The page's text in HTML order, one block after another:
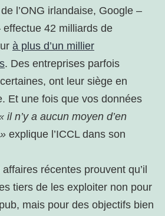
l’ONG irlandaise, Google –
effectue 42 milliards de
à plus d’un millier
. Des entreprises parfois
ont leur siège en
Et une fois que vos données
il n’y a aucun moyen d’en
explique l’ICCL dans son
récentes prouvent qu’il
tiers de les exploiter non pour
mais pour des objectifs bien